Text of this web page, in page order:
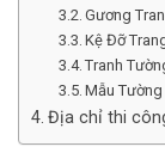
Gương
Kệ Đỡ
Tranh
Mẫu Tường
Địa chỉ thi